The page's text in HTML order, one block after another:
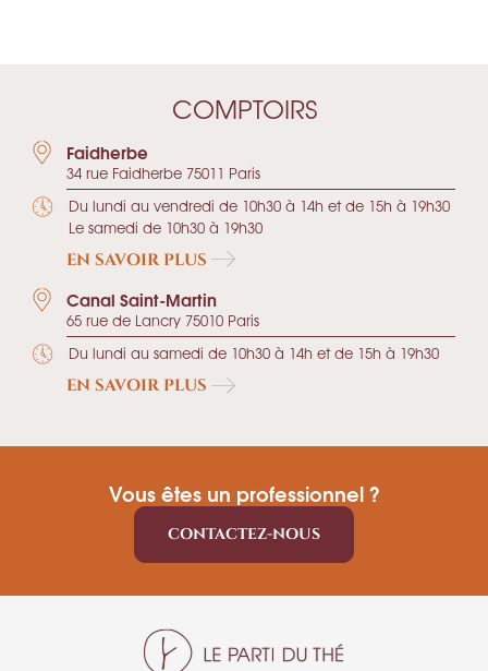
COMPTOIRS
Faidherbe
34 rue Faidherbe 75011 Paris
Du lundi au vendredi de 10h30 à 14h et de 15h à 19h30
Le samedi de 10h30 à 19h30
EN SAVOIR PLUS
Canal Saint-Martin
65 rue de Lancry 75010 Paris
Du lundi au samedi de 10h30 à 14h et de 15h à 19h30
EN SAVOIR PLUS
Vous êtes un professionnel ?
CONTACTEZ-NOUS